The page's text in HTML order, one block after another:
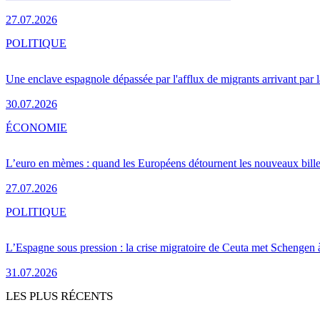
27.07.2026
Une enclave espagnole dépassée par l'afflux de migrants arrivant par
30.07.2026
POLITIQUE
L’euro en mèmes : quand les Européens détournent les nouveaux
27.07.2026
ÉCONOMIE
L’Espagne sous pression : la crise migratoire de Ceuta met Schengen
31.07.2026
POLITIQUE
LES PLUS RÉCENTS